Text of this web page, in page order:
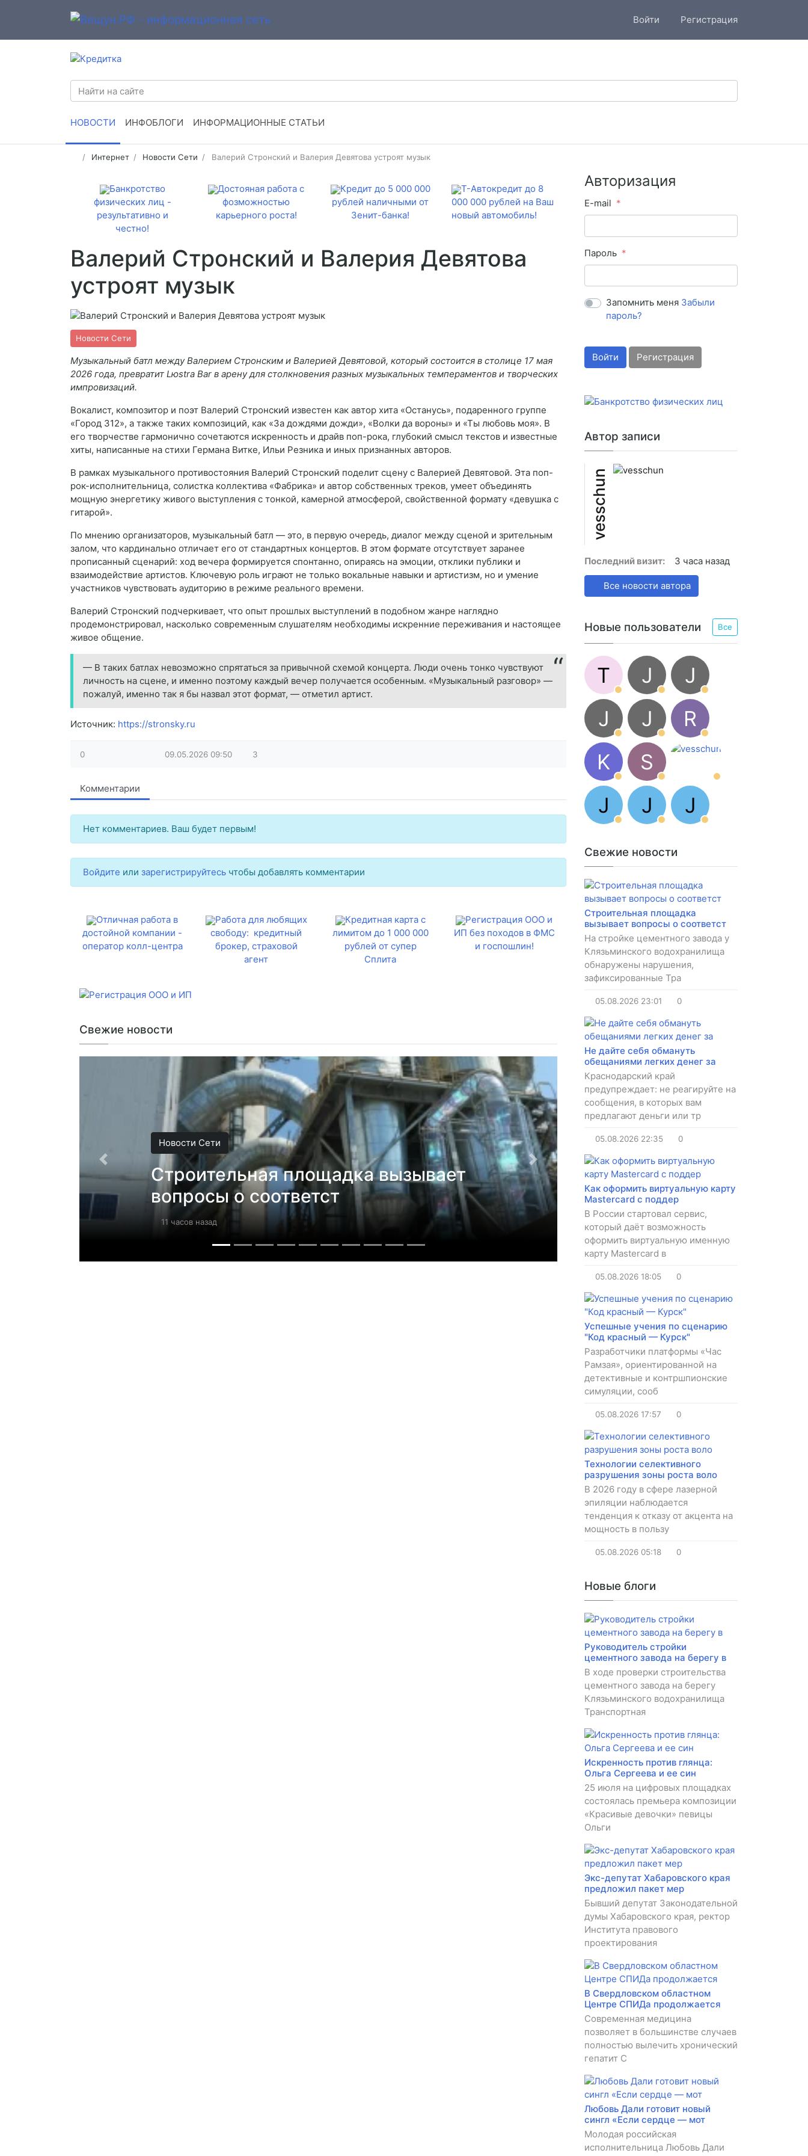
Войти Регистрация
НОВОСТИ ИНФОБЛОГИ ИНФОРМАЦИОННЫЕ СТАТЬИ
Интернет Новости Сети Валерий Стронский и Валерия Девятова устроят музык
Банкротство
физических лиц -
результативно и
честно!
Достояная работа с
фозможностью
карьерного роста!
Кредит до 5 000 000
рублей наличными от
Зенит-банка!
Т-Автокредит до 8
000 000 рублей на Ваш
новый автомобиль!
Валерий Стронский и Валерия Девятова
устроят музык
Новости Сети
Музыкальный батл между Валерием Стронским и Валерией Девятовой, который состоится в столице 17 мая
2026 года, превратит Lюstra Bar в арену для столкновения разных музыкальных темпераментов и творческих
импровизаций.
Вокалист, композитор и поэт Валерий Стронский известен как автор хита «Останусь», подаренного группе
«Город 312», а также таких композиций, как «За дождями дожди», «Волки да вороны» и «Ты любовь моя». В
его творчестве гармонично сочетаются искренность и драйв поп-рока, глубокий смысл текстов и известные
хиты, написанные на стихи Германа Витке, Ильи Резника и иных признанных авторов.
В рамках музыкального противостояния Валерий Стронский поделит сцену с Валерией Девятовой. Эта поп-
рок-исполнительница, солистка коллектива «Фабрика» и автор собственных треков, умеет объединять
мощную энергетику живого выступления с тонкой, камерной атмосферой, свойственной формату «девушка с
гитарой».
По мнению организаторов, музыкальный батл — это, в первую очередь, диалог между сценой и зрительным
залом, что кардинально отличает его от стандартных концертов. В этом формате отсутствует заранее
прописанный сценарий: ход вечера формируется спонтанно, опираясь на эмоции, отклики публики и
взаимодействие артистов. Ключевую роль играют не только вокальные навыки и артистизм, но и умение
участников чувствовать аудиторию в режиме реального времени.
Валерий Стронский подчеркивает, что опыт прошлых выступлений в подобном жанре наглядно
продемонстрировал, насколько современным слушателям необходимы искренние переживания и настоящее
живое общение.
— В таких батлах невозможно спрятаться за привычной схемой концерта. Люди очень тонко чувствуют
личность на сцене, и именно поэтому каждый вечер получается особенным. «Музыкальный разговор» —
пожалуй, именно так я бы назвал этот формат, — отметил артист.
Источник: https://stronsky.ru
0 09.05.2026 09:50 3
Комментарии
Нет комментариев. Ваш будет первым!
Войдите или зарегистрируйтесь чтобы добавлять комментарии
Отличная работа в
достойной компании -
оператор колл-центра
Работа для любящих
свободу: кредитный
брокер, страховой
агент
Кредитная карта с
лимитом до 1 000 000
рублей от супер
Сплита
Регистрация ООО и
ИП без походов в ФМС
и госпошлин!
Свежие новости
Новости Сети
Строительная площадка вызывает
вопросы о соответст
11 часов назад
Авторизация
E-mail
Пароль
Запомнить меня Забыли
пароль?
Войти Регистрация
Автор записи
vesschun
Последний визит: 3 часа назад
Все новости автора
Новые пользователи Все
T J
J
J
J
R
K
S
J
J J
Свежие новости
Строительная площадка
вызывает вопросы о соответст
На стройке цементного завода у
Клязьминского водохранилища
обнаружены нарушения,
зафиксированные Тра
05.08.2026 23:01 0
Не дайте себя обмануть
обещаниями легких денег за
Краснодарский край
предупреждает: не реагируйте на
сообщения, в которых вам
предлагают деньги или тр
05.08.2026 22:35 0
Как оформить виртуальную карту
Mastercard с поддер
В России стартовал сервис,
который даёт возможность
оформить виртуальную именную
карту Mastercard в
05.08.2026 18:05 0
Успешные учения по сценарию
"Код красный — Курск"
Разработчики платформы «Час
Рамзая», ориентированной на
детективные и контршпионские
симуляции, сооб
05.08.2026 17:57 0
Технологии селективного
разрушения зоны роста воло
В 2026 году в сфере лазерной
эпиляции наблюдается
тенденция к отказу от акцента на
мощность в пользу
05.08.2026 05:18 0
Новые блоги
Руководитель стройки
цементного завода на берегу в
В ходе проверки строительства
цементного завода на берегу
Клязьминского водохранилища
Транспортная
Искренность против глянца:
Ольга Сергеева и ее син
25 июля на цифровых площадках
состоялась премьера композиции
«Красивые девочки» певицы
Ольги
Экс-депутат Хабаровского края
предложил пакет мер
Бывший депутат Законодательной
думы Хабаровского края, ректор
Института правового
проектирования
В Свердловском областном
Центре СПИДа продолжается
Современная медицина
позволяет в большинстве случаев
полностью вылечить хронический
гепатит C
Любовь Дали готовит новый
сингл «Если сердце — мот
Молодая российская
исполнительница Любовь Дали